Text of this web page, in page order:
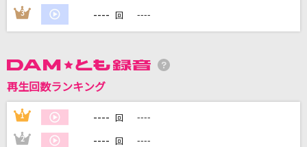
カラオケ最新情報をチェック！
3 ---- 回 ----
再生回数ランキング
1 ---- 回 ----
2 ---- 回 ----